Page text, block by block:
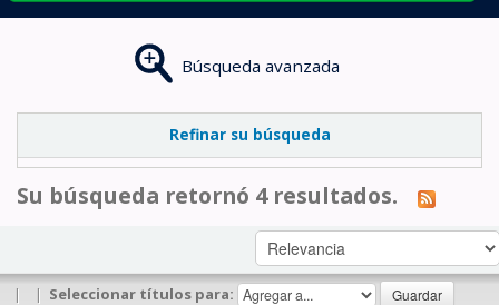
Búsqueda avanzada
Refinar su búsqueda
Su búsqueda retornó 4 resultados.
| | Seleccionar títulos para: